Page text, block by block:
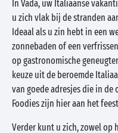
In Vada, uw Italiaanse
u zich vlak bij de stranden
Ideaal als u zin hebt in een
zonnebaden of een
op gastronomische
keuze uit de beroemde
van goede adresjes die in
Foodies zijn hier aan het
Verder kunt u zich, zowel op